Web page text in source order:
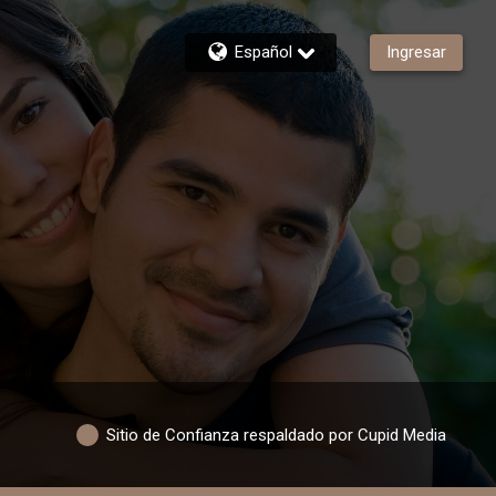
Español Ingresar
Sitio de Confianza respaldado por Cupid Media